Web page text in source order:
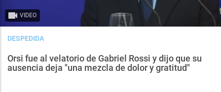
VIDEO
DESPEDIDA
Orsi fue al velatorio de Gabriel Rossi y dijo que su
ausencia deja "una mezcla de dolor y gratitud"